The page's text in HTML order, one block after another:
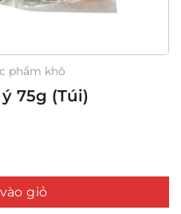
phẩm khô
75g (Túi)
số lượng
giỏ